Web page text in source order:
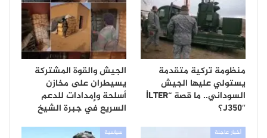
منظومة تركية متقدمة
يستولي عليها الجيش
السوداني.. ما قصة “İLTER
J350″؟
الجيش والقوة المشتركة
يسيطران على مخازن
أسلحة وإمدادات للدعم
السريع في جبرة الشيخ
أخبار عاجلة سياسية